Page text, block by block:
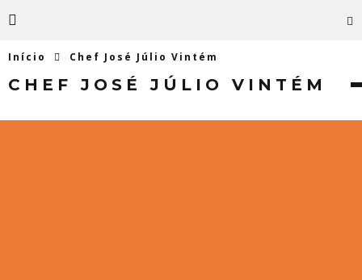
Início Chef José Júlio Vintém
CHEF JOSÉ JÚLIO VINTÉM